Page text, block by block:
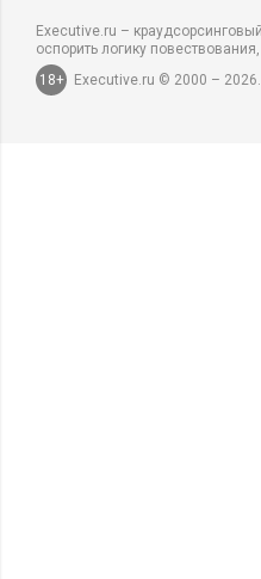
Executive.ru –
оспорить логику
18+
Executive.ru © 2000 – 2026.